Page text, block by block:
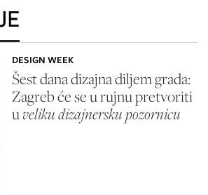
DESIGN WEEK
Šest dana dizajna diljem grada:
Zagreb će se u rujnu pretvoriti
uveliku dizajnersku pozornicu